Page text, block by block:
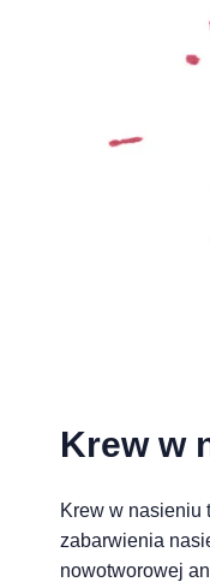
Krew w
Krew w nasieniu
zabarwienia
nowotworowej